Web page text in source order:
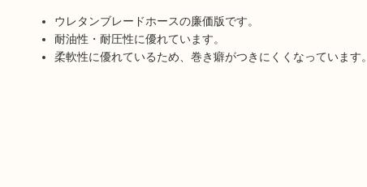
ウレタンブレードホースの廉価版です。
耐油性・耐圧性に優れています。
柔軟性に優れているため、巻き癖がつきにくくなっています。